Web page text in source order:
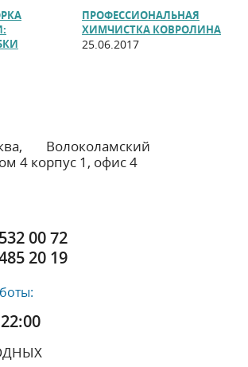
ПРОФЕССИОНАЛЬНАЯ
ХИМЧИСТКА КОВРОЛИНА
25.06.2017
Волоколамский
4 корпус 1, офис 4
00 72
20 19